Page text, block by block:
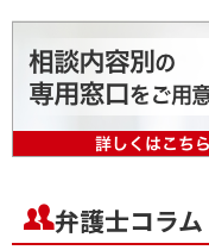
弁護士コラム